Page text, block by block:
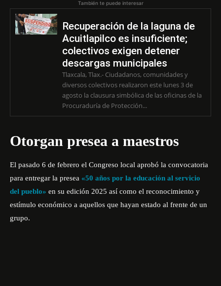
También te puede interesar
Recuperación de la laguna de
Acuitlapilco es insuficiente;
colectivos exigen detener
descargas municipales
Tlaxcala, Tlax.- Ciudadanos, comunidades y
diversos colectivos realizaron este lunes 3 de
agosto la clausura simbólica de las oficinas de la
Procuraduría de Protección...
Otorgan presea a maestros
El pasado 6 de febrero el Congreso local aprobó la convocatoria
para entregar la presea «50 años por la educación al servicio
del pueblo» en su edición 2025 así como el reconocimiento y
estímulo económico a aquellos que hayan estado al frente de un
grupo.